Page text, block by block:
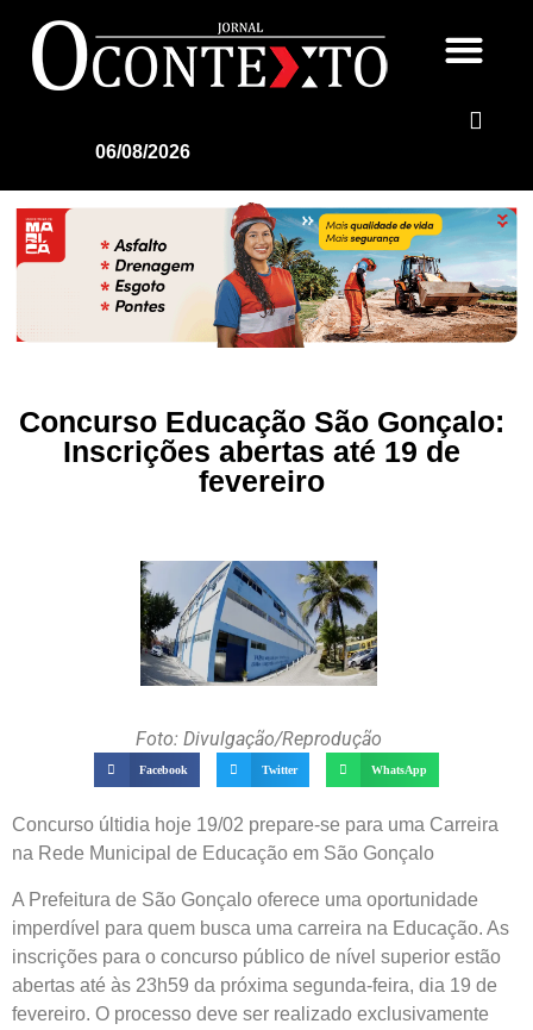
06/08/2026
Concurso Educação São Gonçalo:
Inscrições abertas até 19 de
fevereiro
Foto: Divulgação/Reprodução
Facebook Twitter WhatsApp
Concurso últidia hoje 19/02 prepare-se para uma Carreira
na Rede Municipal de Educação em São Gonçalo
A Prefeitura de São Gonçalo oferece uma oportunidade
imperdível para quem busca uma carreira na Educação. As
inscrições para o concurso público de nível superior estão
abertas até às 23h59 da próxima segunda-feira, dia 19 de
fevereiro. O processo deve ser realizado exclusivamente